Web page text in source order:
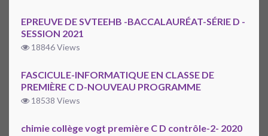
EPREUVE DE SVTEEHB -BACCALAURÉAT-SÉRIE D -
SESSION 2021
18846 Views
FASCICULE-INFORMATIQUE EN CLASSE DE
PREMIÈRE C D-NOUVEAU PROGRAMME
18538 Views
chimie collège vogt première C D contrôle-2- 2020